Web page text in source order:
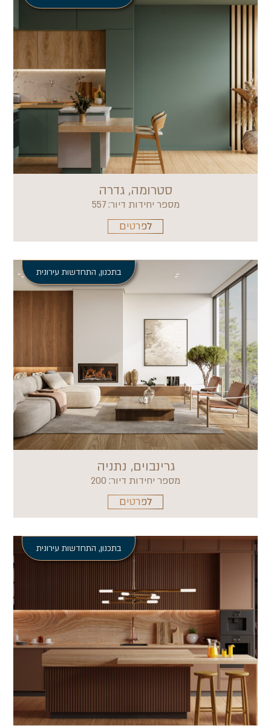
סטרומה, גדרה
מספר יחידות דיור: 557
לפרטים
בתכנון, התחדשות עירונית
גרינבוים, נתניה
מספר יחידות דיור: 200
לפרטים
בתכנון, התחדשות עירונית